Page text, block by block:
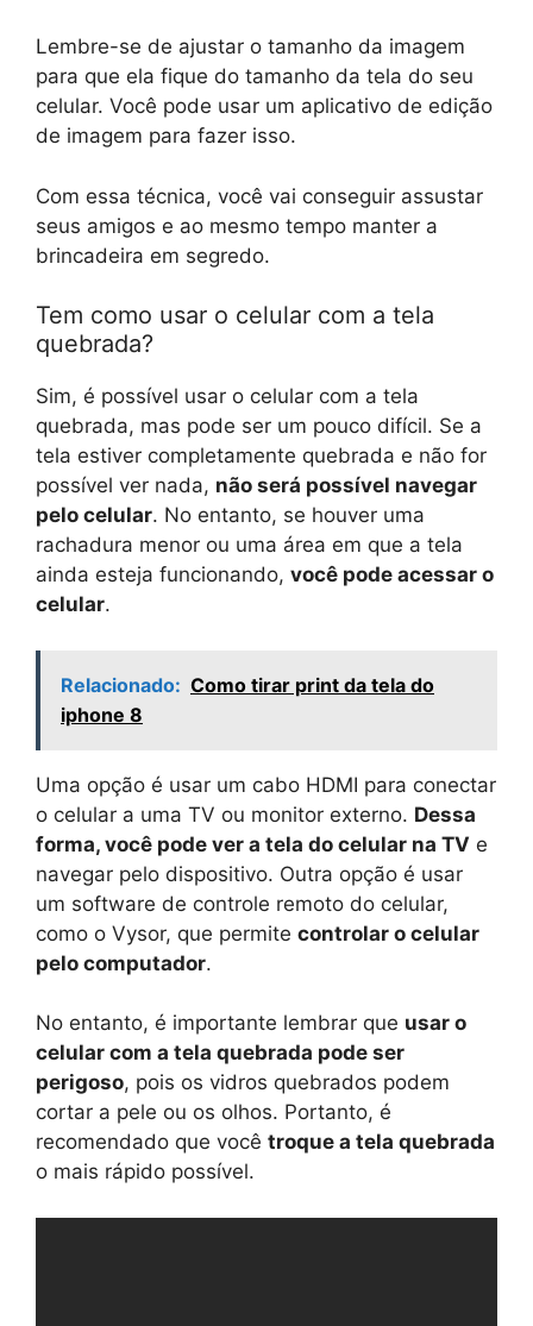
Lembre-se de ajustar o tamanho da imagem
para que ela fique do tamanho da tela do seu
celular. Você pode usar um aplicativo de edição
de imagem para fazer isso.
Com essa técnica, você vai conseguir assustar
seus amigos e ao mesmo tempo manter a
brincadeira em segredo.
Tem como usar o celular com a tela
quebrada?
Sim, é possível usar o celular com a tela
quebrada, mas pode ser um pouco difícil. Se a
tela estiver completamente quebrada e não for
possível ver nada, não será possível navegar
pelo celular. No entanto, se houver uma
rachadura menor ou uma área em que a tela
ainda esteja funcionando, você pode acessar o
celular.
Relacionado: Como tirar print da tela do
iphone 8
Uma opção é usar um cabo HDMI para conectar
o celular a uma TV ou monitor externo. Dessa
forma, você pode ver a tela do celular na TV e
navegar pelo dispositivo. Outra opção é usar
um software de controle remoto do celular,
como o Vysor, que permite controlar o celular
pelo computador.
No entanto, é importante lembrar que usar o
celular com a tela quebrada pode ser
perigoso, pois os vidros quebrados podem
cortar a pele ou os olhos. Portanto, é
recomendado que você troque a tela quebrada
o mais rápido possível.